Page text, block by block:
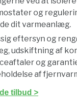
og
dit varmeanlæg.
eftersyn og
udskiftning af
og
af
tilbud >